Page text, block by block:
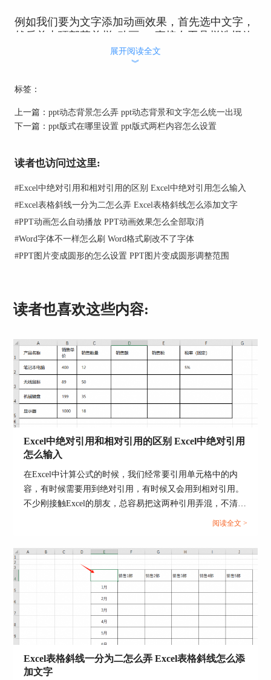
例如我们要为文字添加动画效果，首先选中文字，
然后单击顶部菜单栏“动画”，直接在工具栏选择效
果，如飞入。动画效果添加成功后，会在文本内容
前标注“1”，即动画效果出现的顺序。
图2：添加动画界面
单击“添加动画”三角键展开更多动画效果。
2.设置动画效果
图3：动画效果设置界面
对于“飞入”动画效果的设置，可以通过单击“工具
栏——效果选项”，来编辑飞入的方向，如自右下
部等。
展开阅读全文
︾
标签：
上一篇： ppt动态背景怎么弄 ppt动态背景和文字怎么统一出现
下一篇： ppt版式在哪里设置 ppt版式两栏内容怎么设置
读者也访问过这里:
#Excel中绝对引用和相对引用的区别 Excel中绝对引用怎么输入
#Excel表格斜线一分为二怎么弄 Excel表格斜线怎么添加文字
#PPT动画怎么自动播放 PPT动画效果怎么全部取消
#Word字体不一样怎么刷 Word格式刷改不了字体
#PPT图片变成圆形的怎么设置 PPT图片变成圆形调整范围
读者也喜欢这些内容:
Excel中绝对引用和相对引用的区别 Excel中绝对引用
怎么输入
在Excel中计算公式的时候，我们经常要引用单元格中的内
容，有时候需要用到绝对引用，有时候又会用到相对引用。
不少刚接触Excel的朋友，总容易把这两种引用弄混，不清楚
该在什么情况下使用绝对引用或者相对引用。那么今天我们
Excel中绝对引用怎么输入的相关内容。...
阅读全文 >
Excel表格斜线一分为二怎么弄 Excel表格斜线怎么添
加文字